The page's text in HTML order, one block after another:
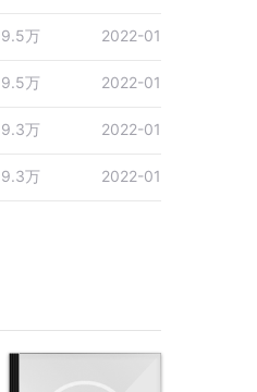
9.5万 2022-01
9.5万 2022-01
9.3万 2022-01
9.3万 2022-01